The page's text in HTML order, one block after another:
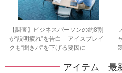
【調査】ビジネスパーソンの約8割
が“説明疲れ”を告白 アイスブレイ
クも“聞きパ”を下げる要因に
アイテム 最